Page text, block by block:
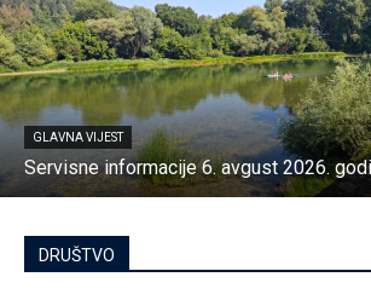
GLAVNA VIJEST
Servisne informacije 6. avgust 2026.
DRUŠTVO